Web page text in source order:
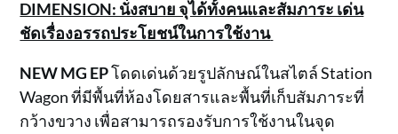
DIMENSION: นั่งสบาย จุได้ทั้งคนและสัมภาระ เด่น
ชัดเรื่องอรรถประโยชน์ในการใช้งาน
NEW MG EPโดดเด่นด้วยรูปลักษณ์ในสไตล์ Station
Wagon ที่มีพื้นที่ห้องโดยสารและพื้นที่เก็บสัมภาระที่
กว้างขวาง เพื่อสามารถรองรับการใช้งานในจุด